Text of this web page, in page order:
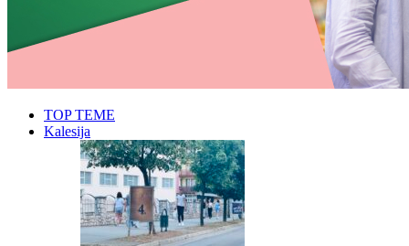
TOP TEME
Kalesija